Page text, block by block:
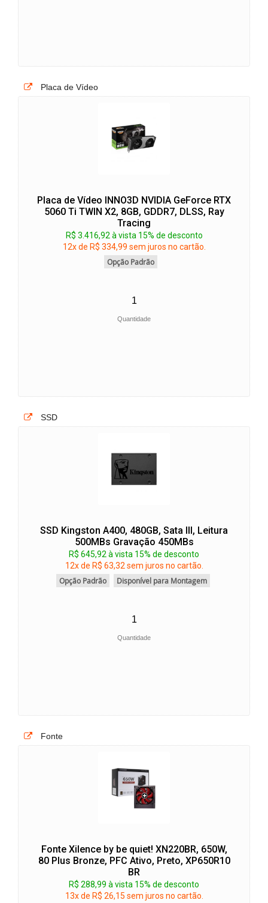
Placa de Vídeo
Placa de Vídeo INNO3D NVIDIA GeForce RTX
5060 Ti TWIN X2, 8GB, GDDR7, DLSS, Ray
Tracing
R$ 3.416,92 à vista 15% de desconto
12x de R$ 334,99 sem juros no cartão.
Opção Padrão
Quantidade
SSD
SSD Kingston A400, 480GB, Sata III, Leitura
500MBs Gravação 450MBs
R$ 645,92 à vista 15% de desconto
12x de R$ 63,32 sem juros no cartão.
Opção Padrão
Disponível para Montagem
Quantidade
Fonte
Fonte Xilence by be quiet! XN220BR, 650W,
80 Plus Bronze, PFC Ativo, Preto, XP650R10
BR
R$ 288,99 à vista 15% de desconto
13x de R$ 26,15 sem juros no cartão.